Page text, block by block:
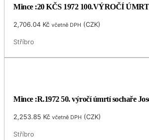
Mince :20 KČS 1972 100.VÝROČÍ
2,706.04 Kč včetně DPH (CZK)
Stříbro
Mince :R.1972 50. výročí úmrtí sochaře
2,253.85 Kč včetně DPH (CZK)
Stříbro